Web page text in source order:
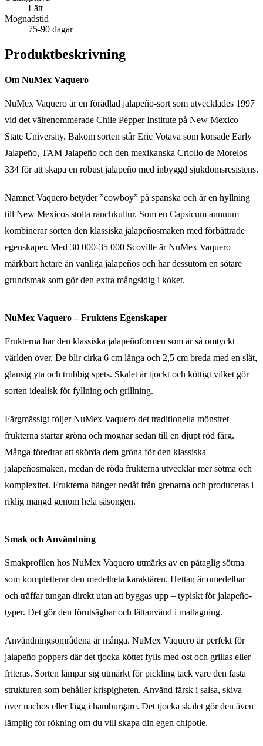
Lätt
Mognadstid
75-90 dagar
Produktbeskrivning
Om NuMex Vaquero
NuMex Vaquero är en förädlad jalapeño-sort som utvecklades 1997
vid det välrenommerade Chile Pepper Institute på New Mexico
State University. Bakom sorten står Eric Votava som korsade Early
Jalapeño, TAM Jalapeño och den mexikanska Criollo de Morelos
334 för att skapa en robust jalapeño med inbyggd sjukdomsresistens.
Namnet Vaquero betyder ”cowboy” på spanska och är en hyllning
till New Mexicos stolta ranchkultur. Som en Capsicum annuum
kombinerar sorten den klassiska jalapeñosmaken med förbättrade
egenskaper. Med 30 000-35 000 Scoville är NuMex Vaquero
märkbart hetare än vanliga jalapeños och har dessutom en sötare
grundsmak som gör den extra mångsidig i köket.
NuMex Vaquero – Fruktens Egenskaper
Frukterna har den klassiska jalapeñoformen som är så omtyckt
världen över. De blir cirka 6 cm långa och 2,5 cm breda med en slät,
glansig yta och trubbig spets. Skalet är tjockt och köttigt vilket gör
sorten idealisk för fyllning och grillning.
Färgmässigt följer NuMex Vaquero det traditionella mönstret –
frukterna startar gröna och mognar sedan till en djupt röd färg.
Många föredrar att skörda dem gröna för den klassiska
jalapeñosmaken, medan de röda frukterna utvecklar mer sötma och
komplexitet. Frukterna hänger nedåt från grenarna och produceras i
riklig mängd genom hela säsongen.
Smak och Användning
Smakprofilen hos NuMex Vaquero utmärks av en påtaglig sötma
som kompletterar den medelheta karaktären. Hettan är omedelbar
och träffar tungan direkt utan att byggas upp – typiskt för jalapeño-
typer. Det gör den förutsägbar och lättanvänd i matlagning.
Användningsområdena är många. NuMex Vaquero är perfekt för
jalapeño poppers där det tjocka köttet fylls med ost och grillas eller
friteras. Sorten lämpar sig utmärkt för pickling tack vare den fasta
strukturen som behåller krispigheten. Använd färsk i salsa, skiva
över nachos eller lägg i hamburgare. Det tjocka skalet gör den även
lämplig för rökning om du vill skapa din egen chipotle.